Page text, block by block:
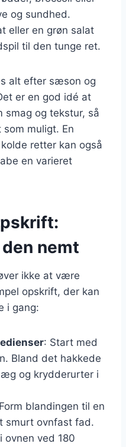
og sundhed.
eller en grøn salat
til den tunge ret.
alt efter sæson og
er en god idé at
og tekstur, så
muligt. En
retter kan også
en varieret
nemt
ikke at være
opskrift, der kan
i gang:
: Start med
Bland det hakkede
og krydderurter i
blandingen til en
smurt ovnfast fad.
ovnen ved 180